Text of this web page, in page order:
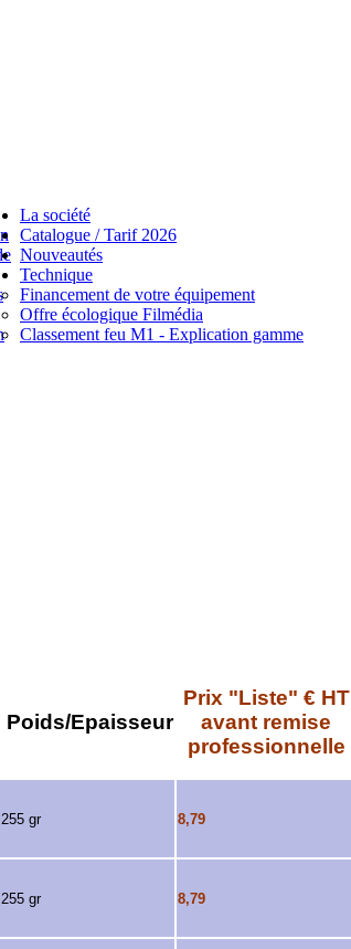
La société
Catalogue / Tarif 2026
Nouveautés
Technique
Financement de votre équipement
Offre écologique Filmédia
Classement feu M1 - Explication gamme
Poids/Epaisseur
Prix "Liste" € HT
avant remise
professionnelle
255 gr 8,79
255 gr 8,79